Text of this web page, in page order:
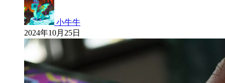
小牛牛
2024年10月25日